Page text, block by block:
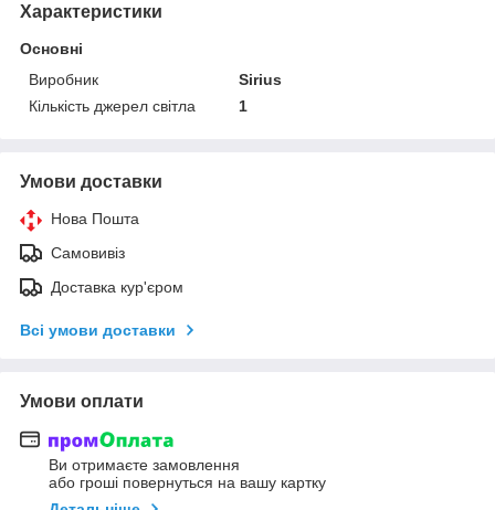
Характеристики
Основні
Виробник
Sirius
Кількість джерел світла
1
Умови доставки
Нова Пошта
Самовивіз
Доставка кур'єром
Всі умови доставки
Умови оплати
Ви отримаєте замовлення
або гроші повернуться на вашу картку